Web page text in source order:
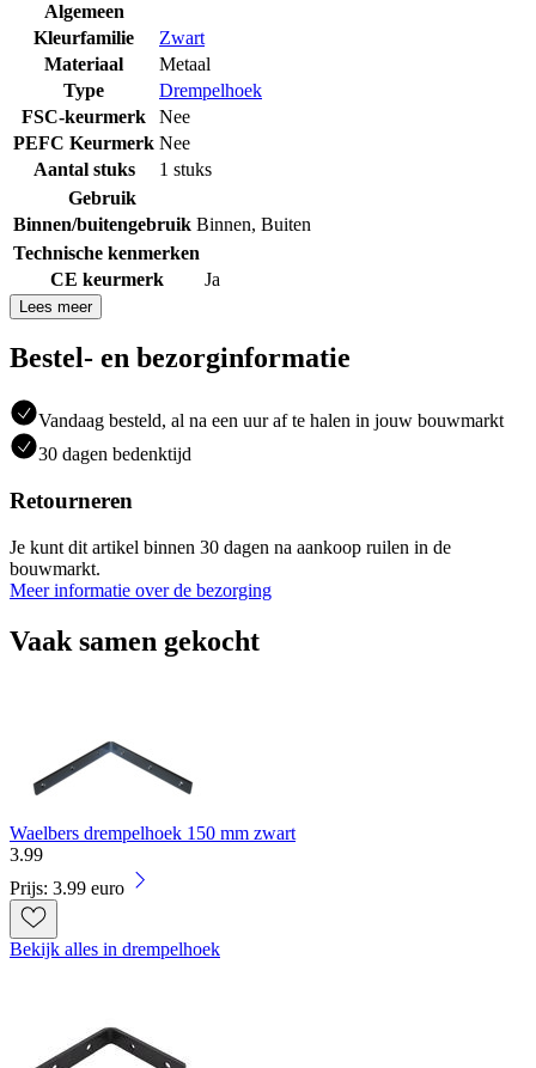
Algemeen
Kleurfamilie
Zwart
Materiaal
Metaal
Type
Drempelhoek
FSC-keurmerk
Nee
PEFC Keurmerk Nee
Aantal stuks
1 stuks
Gebruik
Binnen/buitengebruik Binnen, Buiten
Technische kenmerken
CE keurmerk
Ja
Lees meer
Bestel- en bezorginformatie
Vandaag besteld, al na een uur af te halen in jouw bouwmarkt
30 dagen bedenktijd
Retourneren
Je kunt dit artikel binnen 30 dagen na aankoop ruilen in de
bouwmarkt.
Meer informatie over de bezorging
Vaak samen gekocht
Waelbers drempelhoek 150 mm zwart
3.99
Prijs: 3.99 euro
Bekijk alles in drempelhoek